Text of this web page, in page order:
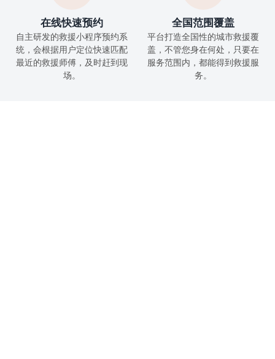
在线快速预约
自主研发的救援小程序预约系
统，会根据用户定位快速匹配
最近的救援师傅，及时赶到现
场。
全国范围覆盖
平台打造全国性的城市救援覆
盖，不管您身在何处，只要在
服务范围内，都能得到救援服
务。